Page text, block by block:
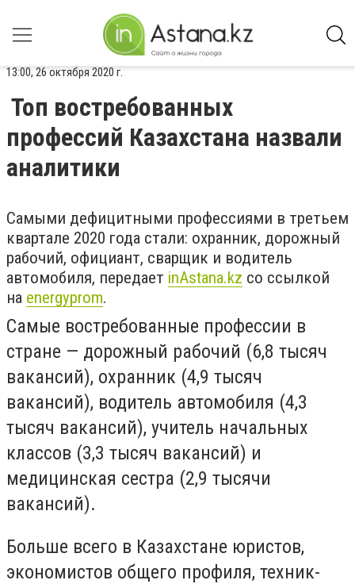
13:00, 26 октября 2020 г.
Топ востребованных
профессий Казахстана назвали
аналитики
Самыми дефицитными профессиями в третьем
квартале 2020 года стали: охранник, дорожный
рабочий, официант, сварщик и водитель
автомобиля, передает inAstana.kz со ссылкой
на energyprom.
Самые востребованные профессии в
стране — дорожный рабочий (6,8 тысяч
вакансий), охранник (4,9 тысяч
вакансий), водитель автомобиля (4,3
тысяч вакансий), учитель начальных
классов (3,3 тысяч вакансий) и
медицинская сестра (2,9 тысячи
вакансий).
Больше всего в Казахстане юристов,
экономистов общего профиля, техник-